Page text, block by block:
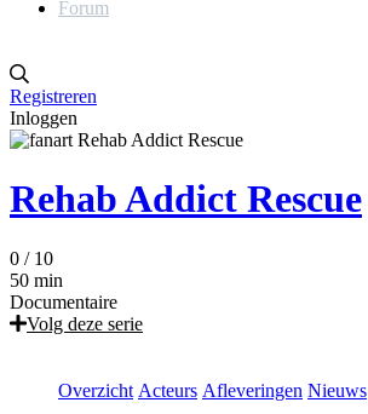
Forum
Registreren
Inloggen
Rehab Addict Rescue
0 / 10
50 min
Documentaire
Volg deze serie
Overzicht Acteurs Afleveringen Nieuws